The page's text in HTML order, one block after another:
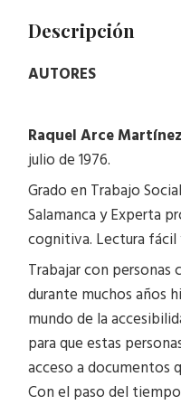
Descripción
AUTORES
Raquel Arce Martínez
julio de 1976.
Grado en Trabajo
Salamanca y Experta
cognitiva. Lectura fácil
Trabajar con
durante muchos años
mundo de la
para que estas
acceso a documentos
Con el paso del